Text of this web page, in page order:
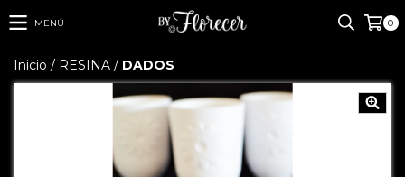
MENÚ 0
Inicio / RESINA / DADOS